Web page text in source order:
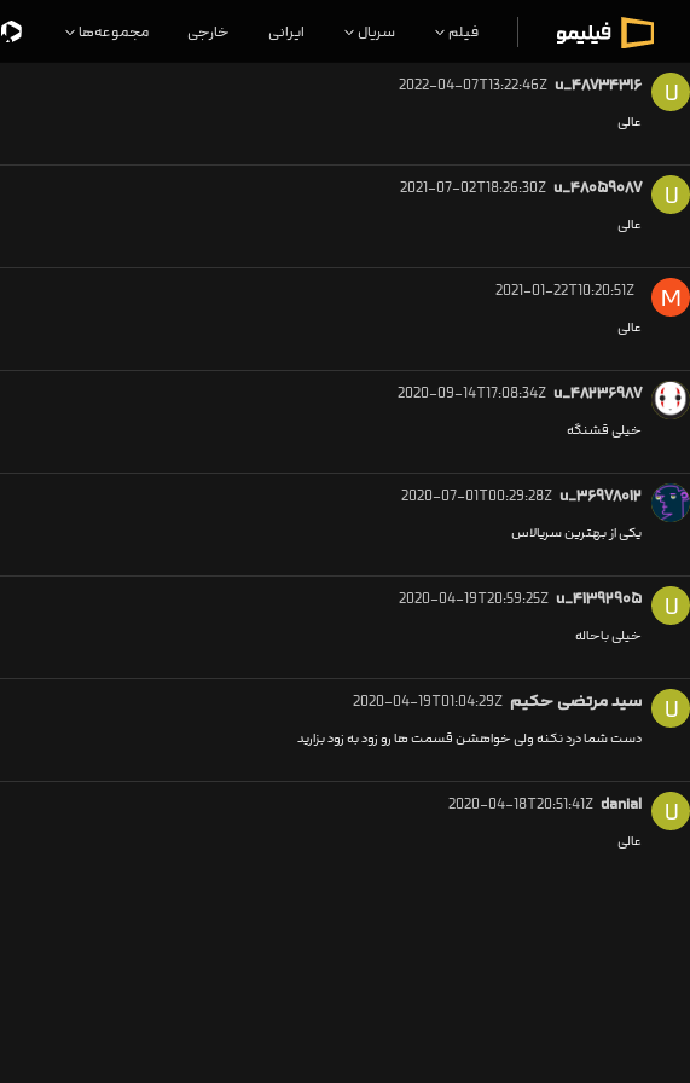
فیلم سریال ایرانی خارجی مجموعه‌ها
U u_۴۸۷۳۴۳۱۶ 2022-04-07T13:22:46Z
عالی
U u_۴۸۰۵۹۰۸۷ 2021-07-02T18:26:30Z
عالی
M
2021-01-22T10:20:51Z
عالی
u_۴۸۲۳۶۹۸۷ 2020-09-14T17:08:34Z
خیلی قشنگه
u_۳۶۹۷۸۰۱۲ 2020-07-01T00:29:28Z
یکی از بهترین سریالاس
U u_۴۱۳۹۲۹۰۵ 2020-04-19T20:59:25Z
خیلی باحاله
U سید مرتضی حکیم 2020-04-19T01:04:29Z
دست شما درد نکنه ولی خواهشن قسمت ها رو زود به زود بزارید
U
danial
2020-04-18T20:51:41Z
عالی